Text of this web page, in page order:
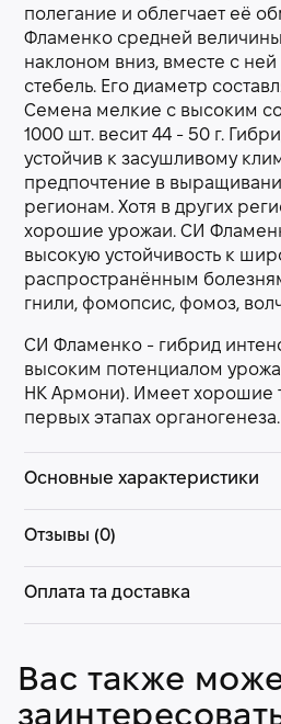
полегание и облегчает её
Фламенко средней
наклоном вниз, вместе с ней
стебель. Его диаметр
Семена мелкие с высоким
1000 шт. весит 44 - 50 г.
устойчив к засушливому
предпочтение в
регионам. Хотя в других
хорошие урожаи. СИ
высокую устойчивость к
распространённым
гнили, фомопсис, фомоз,
СИ Фламенко - гибрид
высоким потенциалом
НК Армони). Имеет хорошие
первых этапах органогенеза.
Основные характеристики
Отзывы (0)
Оплата та доставка
Вас также